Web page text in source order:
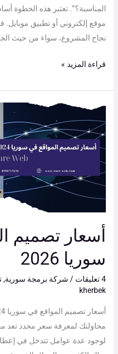
المناسبة؟”. تعتبر هذه الخطوة
موقع إلكتروني أو تطبيق
نجاح المشروع، سواء من حيث
قراءة المزيد »
أسعار تصميم
سوريا 2026
4 تعليقات / شركة برمجة سورية,
kherbek
محاولتك لمعرفة سعر محدد تعد
لوجود عدة عوامل تتدخل في
أسعار
تصميم
المواقع
2026